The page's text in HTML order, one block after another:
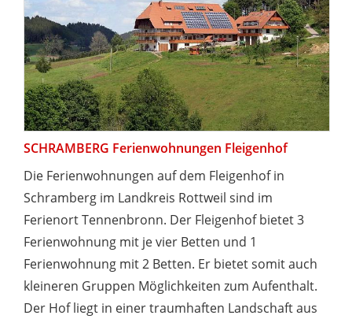
SCHRAMBERG Ferienwohnungen Fleigenhof
Die Ferienwohnungen auf dem Fleigenhof in
Schramberg im Landkreis Rottweil sind im
Ferienort Tennenbronn. Der Fleigenhof bietet 3
Ferienwohnung mit je vier Betten und 1
Ferienwohnung mit 2 Betten. Er bietet somit auch
kleineren Gruppen Möglichkeiten zum Aufenthalt.
Der Hof liegt in einer traumhaften Landschaft aus